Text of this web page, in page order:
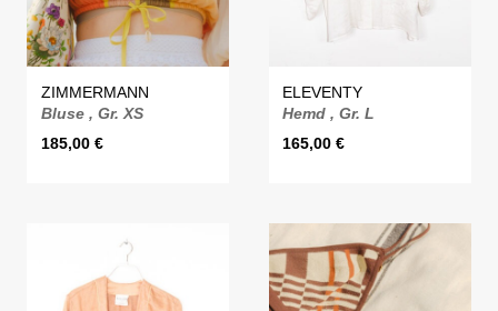
ZIMMERMANN
Bluse , Gr. XS
185,00 €
ELEVENTY
Hemd , Gr. L
165,00€